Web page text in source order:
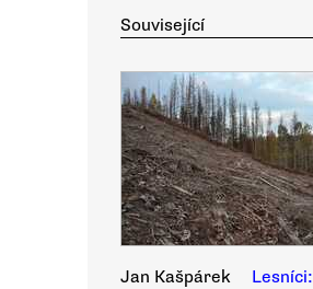
Související
Jan Kašpárek
Lesníci: